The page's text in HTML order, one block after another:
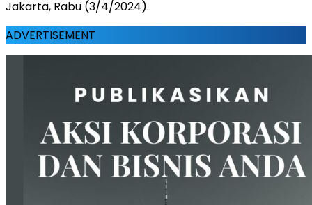
Jakarta, Rabu (3/4/2024).
ADVERTISEMENT